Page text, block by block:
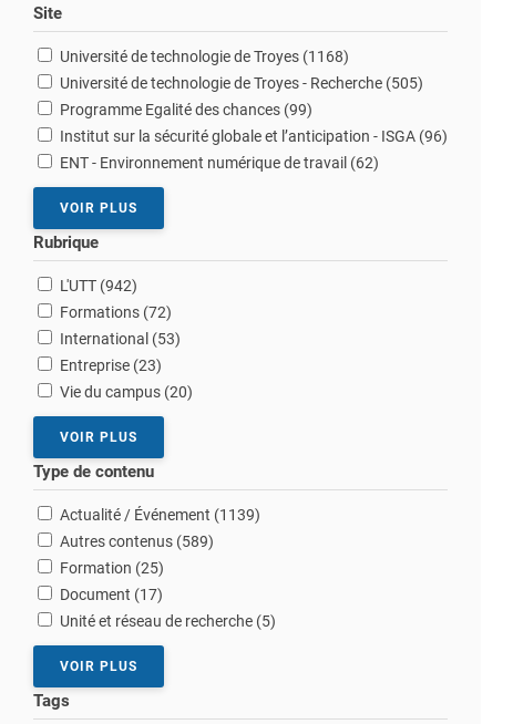
Site
Université de technologie de Troyes (1168résultats
)
Université de technologie de Troyes - Recherche (505résultats
)
Programme Egalité des chances (99résultats
)
Institut sur la sécurité globale et l’anticipation - ISGA (96résultats
)
ENT - Environnement numérique de travail (62résultats
)
VOIR PLUS
Rubrique
L'UTT (942résultats
)
Formations (72résultats
)
International (53résultats
)
Entreprise (23résultats
)
Vie du campus (20résultats
)
VOIR PLUS
Type de contenu
Actualité / Événement (1139résultats
)
Autres contenus (589résultats
)
Formation (25résultats
)
Document (17résultats
)
Unité et réseau de recherche (5résultats
)
VOIR PLUS
Tags